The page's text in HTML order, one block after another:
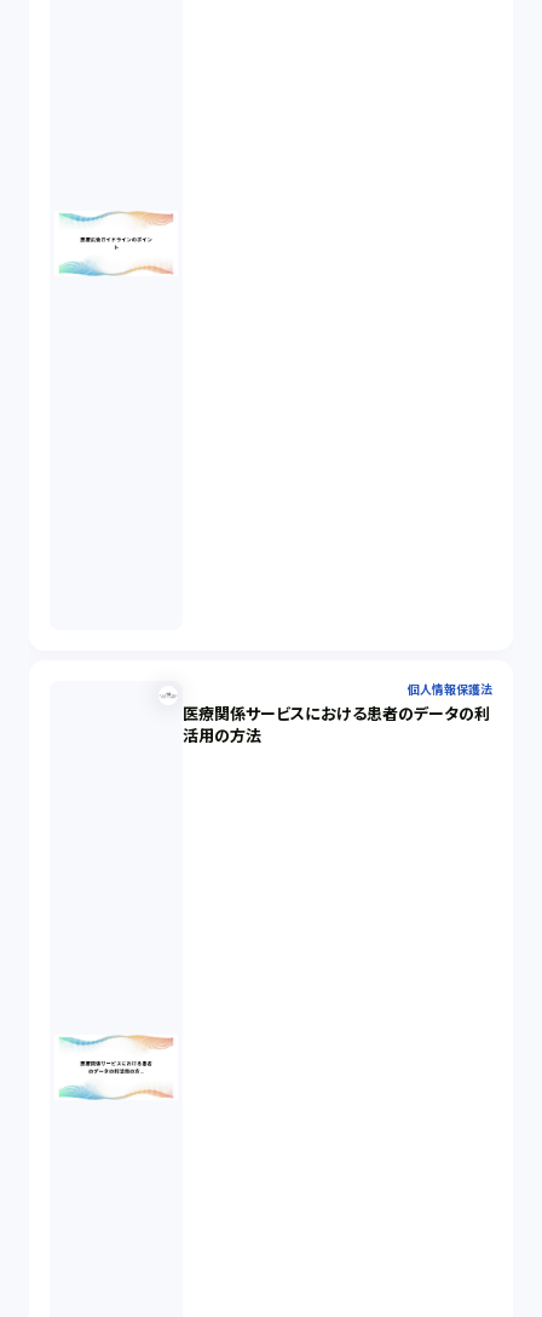
個人情報保護法
医療関係サービスにおける患者のデータの利
活用の方法